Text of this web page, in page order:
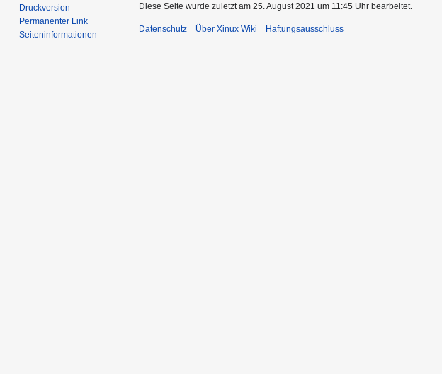
Druckversion
Permanenter Link
Seiten­informationen
Diese Seite wurde zuletzt am 25. August 2021 um 11:45 Uhr bearbeitet.
Datenschutz Über Xinux Wiki Haftungsausschluss